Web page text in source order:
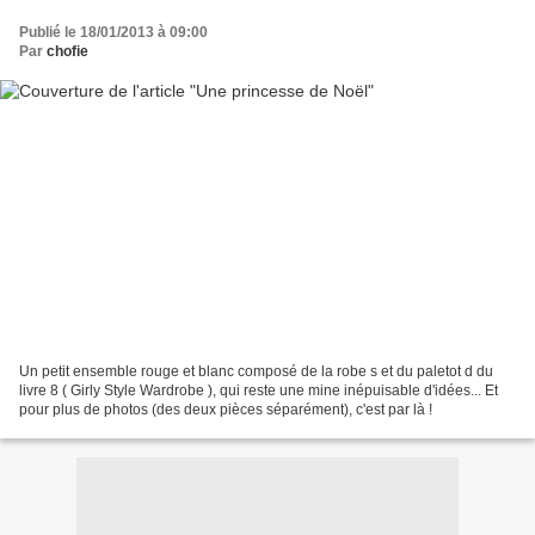
Publié le 18/01/2013 à 09:00
Par chofie
Un petit ensemble rouge et blanc composé de la robe s et du paletot d du
livre 8 ( Girly Style Wardrobe ), qui reste une mine inépuisable d'idées... Et
pour plus de photos (des deux pièces séparément), c'est par là !